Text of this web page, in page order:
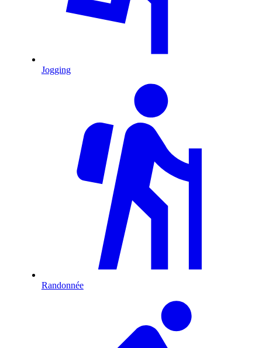
Jogging
Randonnée